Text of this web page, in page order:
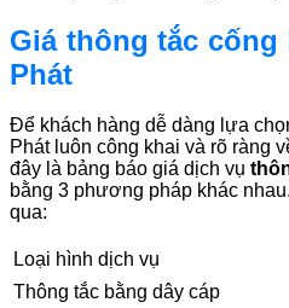
Giá thông tắc cống
Phát
Để khách hàng dễ dàng lựa
Phát luôn công khai và rõ ràng
đây là bảng báo giá dịch vụ
bằng 3 phương pháp khác
qua:
Loại hình dịch vụ
Thông tắc bằng dây cáp